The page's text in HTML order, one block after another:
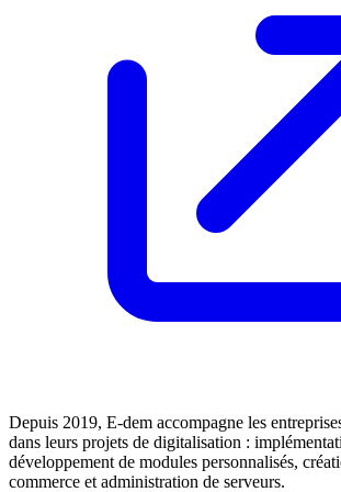
Depuis 2019, E-dem accompagne les
dans leurs projets de digitalisation :
développement de modules personnalisés,
commerce et administration de serveurs.